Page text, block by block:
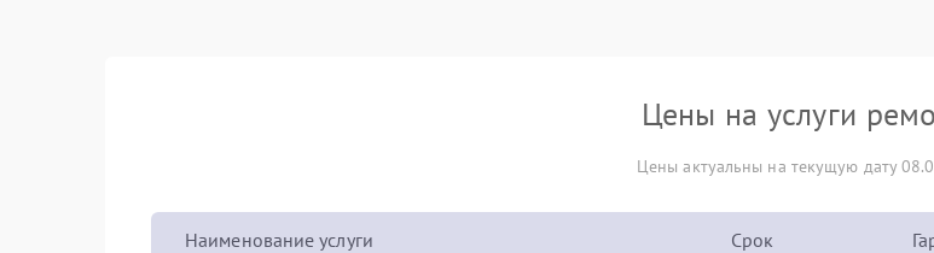
Цены на услуги
Цены актуальны на текущую дату
Наименование услуги Срок